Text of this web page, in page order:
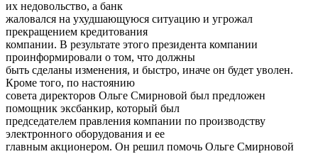
их недовольство, а банк
жаловался на ухудшающуюся ситуацию и угрожал
прекращением кредитования
компании. В результате этого президента компании
проинформировали о том, что должны
быть сделаны изменения, и быстро, иначе он будет уволен.
Кроме того, по настоянию
совета директоров Ольге Смирновой был предложен
помощник эксбанкир, который был
председателем правления компании по производству
электронного оборудования и ее
главным акционером. Он решил помочь Ольге Смирновой